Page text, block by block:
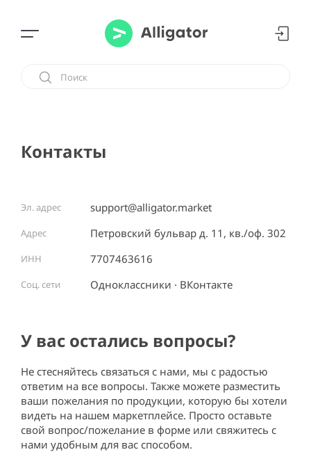
Контакты
Эл. адрес support@alligator.market
Адрес Петровский бульвар д. 11, кв./оф. 302
ИНН 7707463616
Соц. сети Одноклассники ВКонтакте
У вас остались вопросы?
Не стесняйтесь связаться с нами, мы с радостью
ответим на все вопросы. Также можете разместить
ваши пожелания по продукции, которую бы хотели
видеть на нашем маркетплейсе. Просто оставьте
свой вопрос/пожелание в форме или свяжитесь с
нами удобным для вас способом.